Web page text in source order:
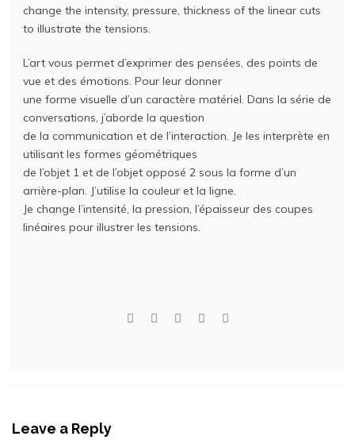
change the intensity, pressure, thickness of the linear cuts
to illustrate the tensions.
L’art vous permet d’exprimer des pensées, des points de
vue et des émotions. Pour leur donner
une forme visuelle d’un caractère matériel. Dans la série de
conversations, j’aborde la question
de la communication et de l’interaction. Je les interprète en
utilisant les formes géométriques
de l’objet 1 et de l’objet opposé 2 sous la forme d’un
arrière-plan. J’utilise la couleur et la ligne.
Je change l’intensité, la pression, l’épaisseur des coupes
linéaires pour illustrer les tensions.
Leave a Reply